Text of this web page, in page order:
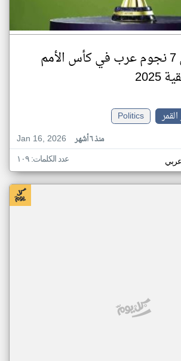
أفضل 7 نجوم عرب في كأس الأمم
Politics
Jan 16, 2026
منذ ٦ أشهر
عدد الكلمات: ١٠٩